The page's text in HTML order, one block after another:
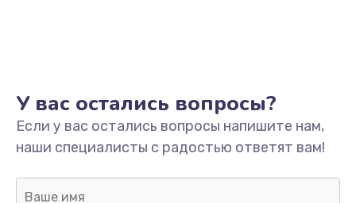
Ремонт динамика
400 руб.
Заказать
У вас остались вопросы?
Если у вас остались вопросы напишите нам,
наши специалисты с радостью ответят вам!